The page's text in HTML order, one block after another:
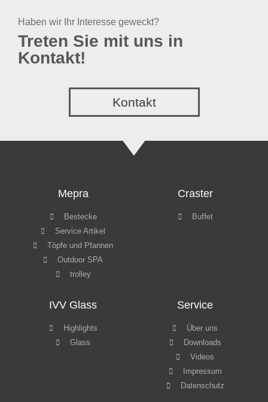
Haben wir Ihr Interesse geweckt?
Treten Sie mit uns in
Kontakt!
Kontakt
Mepra
Bestecke
Service Artikel
Töpfe und Pfannen
Outdoor SPA
trolley
Craster
Buffet
IVV Glass
Highlights
Glass
Service
Über uns
Downloads
Videos
Impressum
Datenschutz